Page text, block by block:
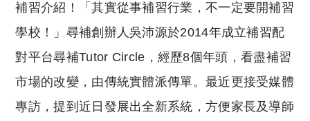
p
y
Li
n
k
at
s
A
p
p
補習介紹！「其實從事補習行業，不一定要開補習
學校！」尋補創辦人吳沛源於2014年成立補習配
對平台尋補Tutor Circle，經歷8個年頭，看盡補習
市場的改變，由傳統實體派傳單。最近更接受媒體
專訪，提到近日發展出全新系統，方便家長及導師